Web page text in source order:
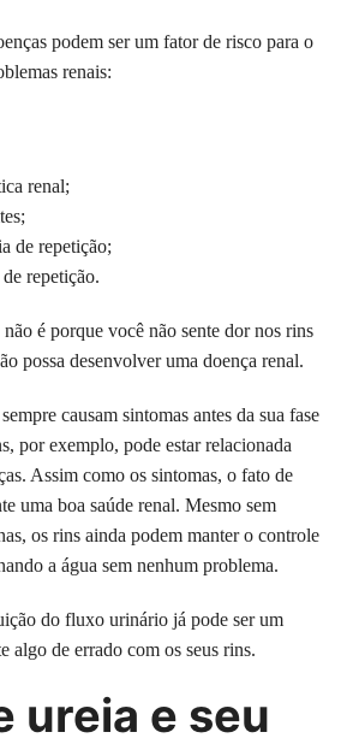
podem ser um fator de risco para o
renais:
renal;
de repetição;
repetição.
não é porque você não sente dor nos rins
possa desenvolver uma doença renal.
causam sintomas antes da sua fase
por exemplo, pode estar relacionada
Assim como os sintomas, o fato de
uma boa saúde renal. Mesmo sem
os rins ainda podem manter o controle
a água sem nenhum problema.
do fluxo urinário já pode ser um
algo de errado com os seus rins.
ureia e seu